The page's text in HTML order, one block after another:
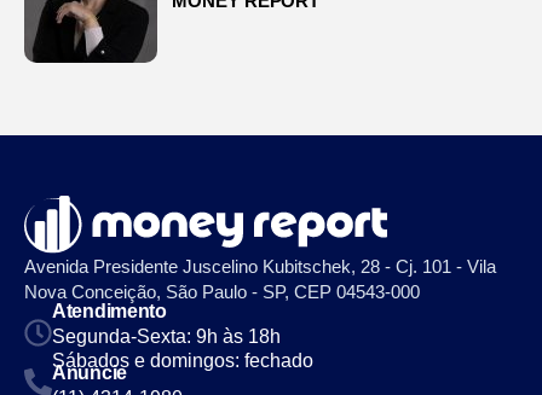
Avenida Presidente Juscelino Kubitschek, 28 - Cj. 101 - Vila
Nova Conceição, São Paulo - SP, CEP 04543-000
Atendimento
Segunda-Sexta: 9h às 18h
Sábados e domingos: fechado
Anuncie